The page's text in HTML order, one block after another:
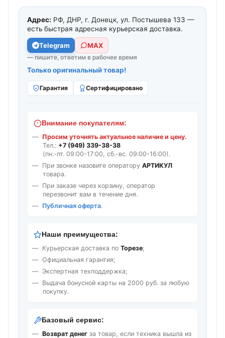
Адрес: РФ, ДНР, г. Донецк, ул. Постышева 133 —
есть быстрая адресная курьерская доставка.
Telegram МАХ
— пишите, ответим в рабочее время
Только оригинальный товар!
Гарантия Сертифицировано
Внимание покупателям:
Просим уточнять актуальное наличие и цену.
Тел.: +7 (949) 339-38-38
(пн.-пт. 09:00-17:00, сб.-вс. 09:00-16:00).
При звонке назовите оператору АРТИКУЛ
товара.
При заказе через корзину, оператор
перезвонит вам в течение дня.
Публичная оферта.
Наши преимущества:
Курьерская доставка по Торезе;
Официальная гарантия;
Экспертная техподдержка;
Выдача бонусной карты на 2000 руб. за любую
покупку.
Базовый сервис:
Возврат денег за товар, если техника вышла из